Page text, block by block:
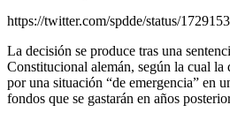
https://twitter.com/spdde/status/
La decisión se produce tras una
Constitucional alemán, según la cual la
por una situación “de emergencia” en
fondos que se gastarán en años